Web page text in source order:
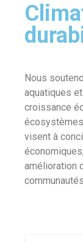
Nous
aquatiques
croissance
visent à
amélioration